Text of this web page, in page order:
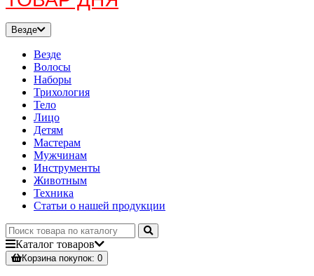
Везде
Везде
Волосы
Наборы
Трихология
Тело
Лицо
Детям
Мастерам
Мужчинам
Инструменты
Животным
Техника
Статьи о нашей продукции
Каталог товаров
Корзинапокупок: 0